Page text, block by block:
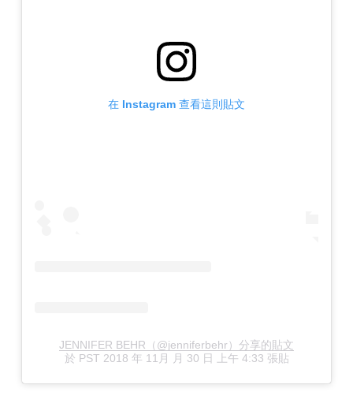
在 Instagram 查看這則貼文
JENNIFER BEHR（@jenniferbehr）分享的貼文
於 PST 2018 年 11月 月 30 日 上午 4:33 張貼